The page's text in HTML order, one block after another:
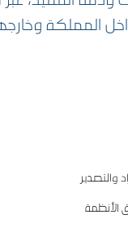
المملكة
والتصدير
الأنظمة